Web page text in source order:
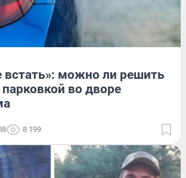
встать»: можно ли решить
во дворе
8 199